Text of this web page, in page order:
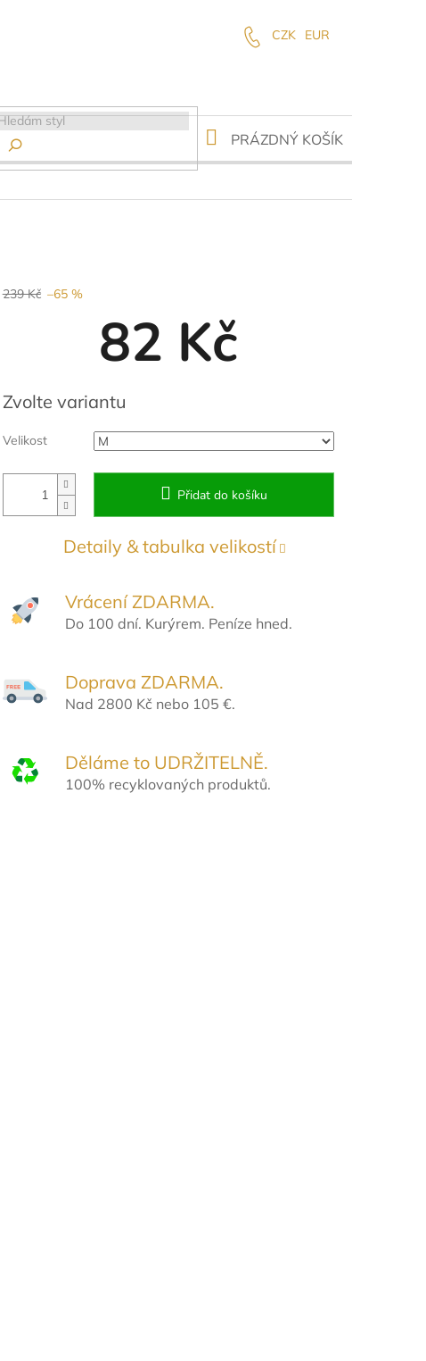
CZK EUR

NÁKUPNÍ
KOŠÍK
PRÁZDNÝ KOŠÍK
239 Kč –65 %
82 Kč
Měrná
cena:
Zvolte variantu
Velikost
Přidat do košíku
Detaily & tabulka velikostí
Vrácení ZDARMA.
Do 100 dní. Kurýrem. Peníze hned.
Doprava ZDARMA.
Nad 2800 Kč nebo 105 €.
Děláme to UDRŽITELNĚ.
100% recyklovaných produktů.